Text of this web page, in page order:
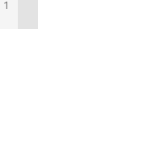
DO KOSZYKA